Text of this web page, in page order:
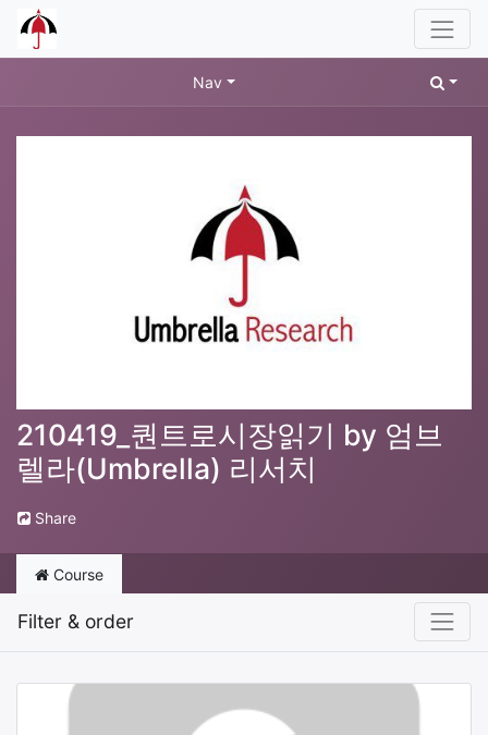
Nav
210419_퀀트로시장읽기 by 엄브
렐라(Umbrella) 리서치
Share
Course
Filter & order